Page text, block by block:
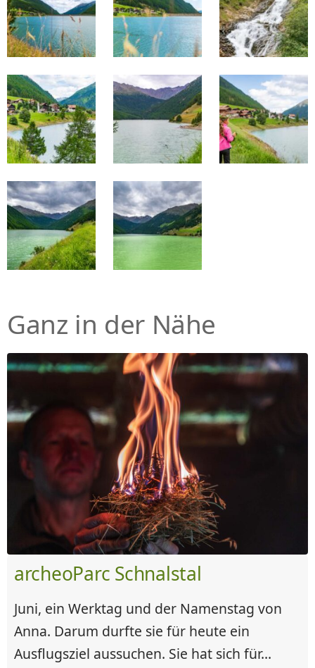
Ganz in der Nähe
archeoParc Schnalstal
Juni, ein Werktag und der Namenstag von
Anna. Darum durfte sie für heute ein
Ausflugsziel aussuchen. Sie hat sich für...